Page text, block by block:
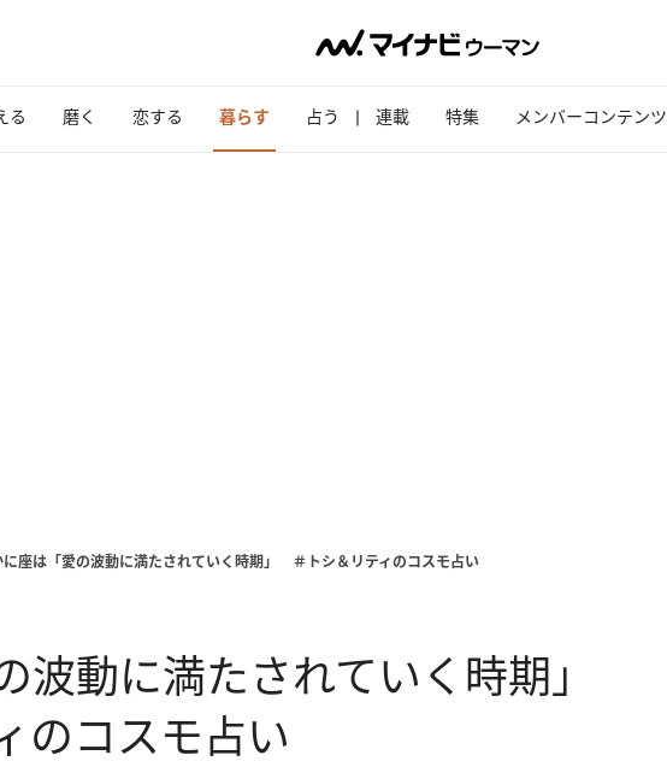
る 磨く 恋する 暮らす 占う 連載 特集 メンバーコンテンツ
に座は「愛の波動に満たされていく時期」 ＃トシ＆リティのコスモ占い
波動に満たされていく時期」
のコスモ占い